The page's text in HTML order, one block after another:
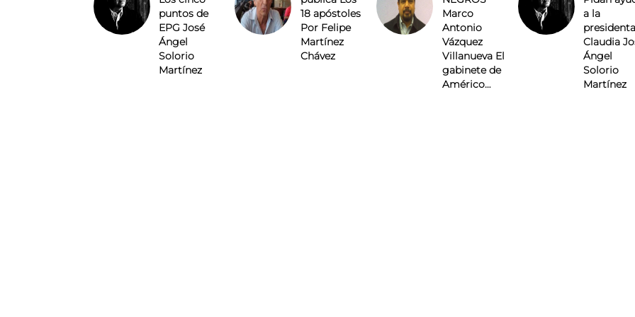
puntos de
EPG José
Ángel
Solorio
Martínez
18 apóstoles
Por Felipe
Martínez
Chávez
Marco
Antonio
Vázquez
Villanueva El
gabinete de
Américo…
a la
Claudia
Ángel
Solorio
Martínez